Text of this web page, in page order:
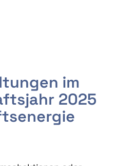
im
2025